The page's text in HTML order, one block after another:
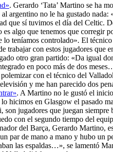
. Gerardo ‘Tata’ Martino se ha
argentino no le ha gustado
sí tuvimos el día del Celtic.
algo que tenemos que corregir
teníamos controlado». El
con estos jugadores
otro gran partido: «Da igual
en poco más de dos
con el técnico del
y me han parecido dos
. A Martino no le gustó el
hicimos en Glasgow el
jugadores que juegan
con el segundo tiempo del
del Barça, Gerardo Martino,
par de mano a mano y hubo
las espaldas…», se lamentó